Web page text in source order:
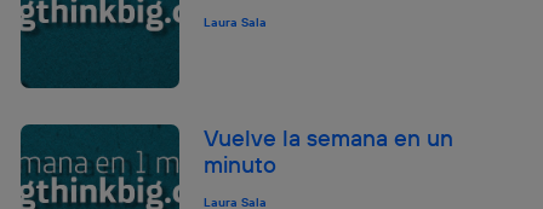
Laura Sala
Vuelve la semana en un
minuto
Laura Sala